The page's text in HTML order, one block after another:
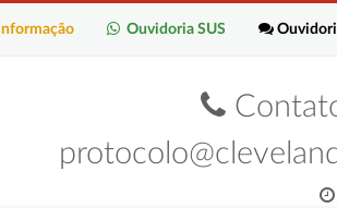
Ouvidoria SUS